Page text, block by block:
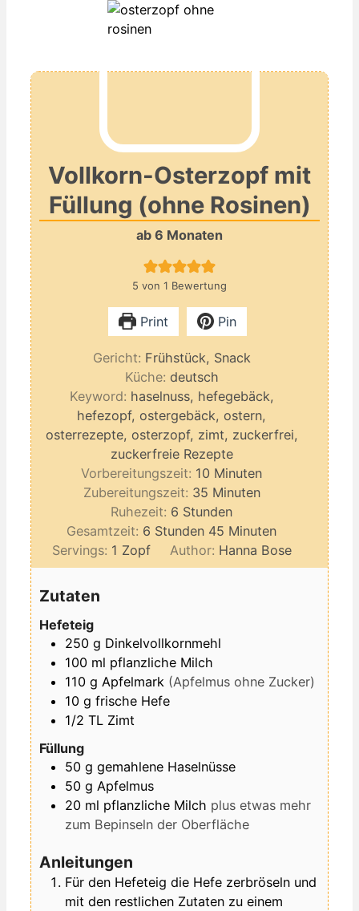
Vollkorn-Osterzopf mit
Füllung (ohne Rosinen)
ab 6 Monaten
5 von 1 Bewertung
Print Pin
Gericht: Frühstück, Snack
Küche: deutsch
Keyword: haselnuss, hefegebäck,
hefezopf, ostergebäck, ostern,
osterrezepte, osterzopf, zimt, zuckerfrei,
zuckerfreie Rezepte
Vorbereitungszeit: 10 Minuten
Minuten
Zubereitungszeit: 35Minuten
Minuten
Ruhezeit: 6 Stunden
Stunden
Gesamtzeit: 6 Stunden
Stunden 45 Minuten
Minuten
Servings: 1 Zopf Author: Hanna Bose
Zutaten
Hefeteig
250 g Dinkelvollkornmehl
100 ml pflanzliche Milch
110 g Apfelmark (Apfelmus ohne Zucker)
10 g frische Hefe
1/2 TL Zimt
Füllung
50 g gemahlene Haselnüsse
50 g Apfelmus
20 ml pflanzliche Milch plus etwas mehr
zum Bepinseln der Oberfläche
Anleitungen
Für den Hefeteig die Hefe zerbröseln und
mit den restlichen Zutaten zu einem